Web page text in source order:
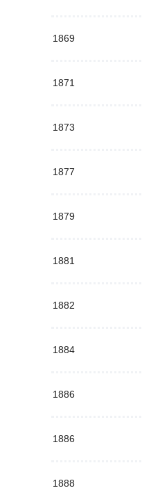
1869
1871
1873
1877
1879
1881
1882
1884
1886
1886
1888